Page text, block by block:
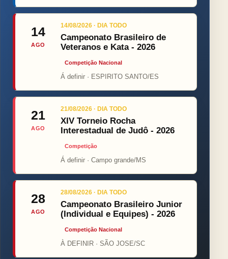
14
AGO
14/08/2026 · DIA TODO
Campeonato Brasileiro de
Veteranos e Kata - 2026
Competição Nacional
Á definir · ESPIRITO SANTO/ES
21
AGO
21/08/2026 · DIA TODO
XIV Torneio Rocha
Interestadual de Judô - 2026
Competição
Á definir · Campo grande/MS
28
AGO
28/08/2026 · DIA TODO
Campeonato Brasileiro Junior
(Individual e Equipes) - 2026
Competição Nacional
À DEFINIR · SÃO JOSE/SC